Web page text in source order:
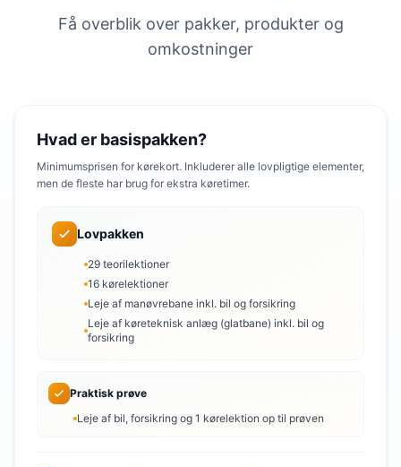
Få overblik over pakker, produkter og
omkostninger
Hvad er basispakken?
Minimumsprisen for kørekort. Inkluderer alle lovpligtige elementer,
men de fleste har brug for ekstra køretimer.
Lovpakken
29 teorilektioner
16 kørelektioner
Leje af manøvrebane inkl. bil og forsikring
Leje af køreteknisk anlæg (glatbane) inkl. bil og
forsikring
Praktisk prøve
Leje af bil, forsikring og 1 kørelektion op til prøven